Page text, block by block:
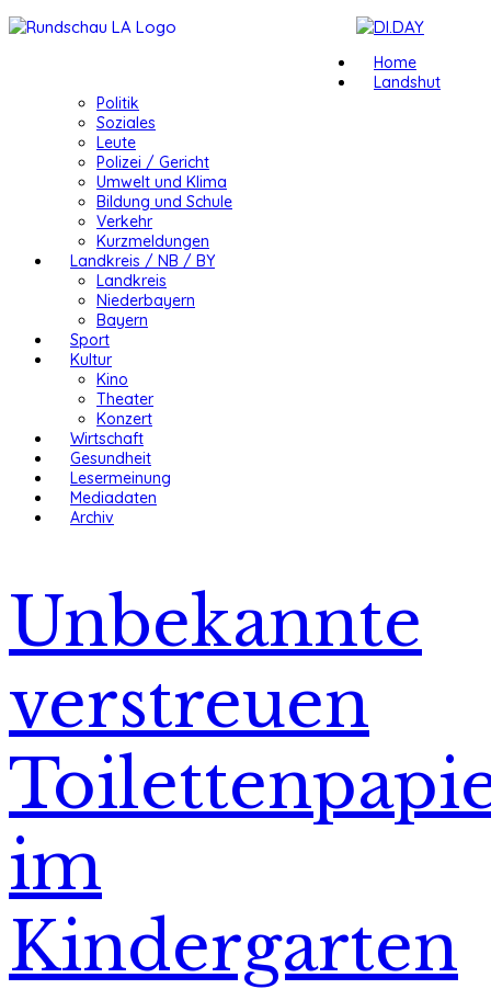
Home
Landshut
Politik
Soziales
Leute
Polizei / Gericht
Umwelt und Klima
Bildung und Schule
Verkehr
Kurzmeldungen
Landkreis / NB / BY
Landkreis
Niederbayern
Bayern
Sport
Kultur
Kino
Theater
Konzert
Wirtschaft
Gesundheit
Lesermeinung
Mediadaten
Archiv
Unbekannte
verstreuen
im
Kindergarten